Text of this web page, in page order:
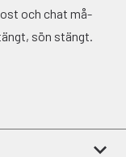
och chat må-
sön stängt.